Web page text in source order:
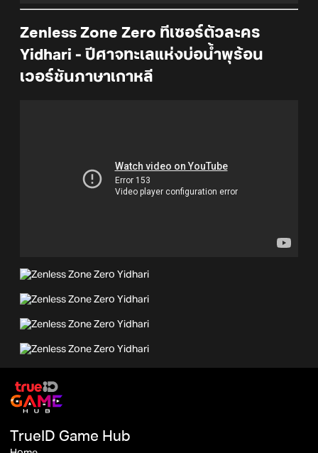
Zenless Zone Zero ทีเซอร์ตัวละคร
Yidhari - ปีศาจทะเลแห่งบ่อน้ำพุร้อน
เวอร์ชันภาษาเกาหลี
TrueID Game Hub